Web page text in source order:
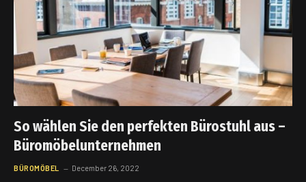
So wählen Sie den perfekten Bürostuhl aus –
Büromöbelunternehmen
BÜROMÖBEL December 26, 2022